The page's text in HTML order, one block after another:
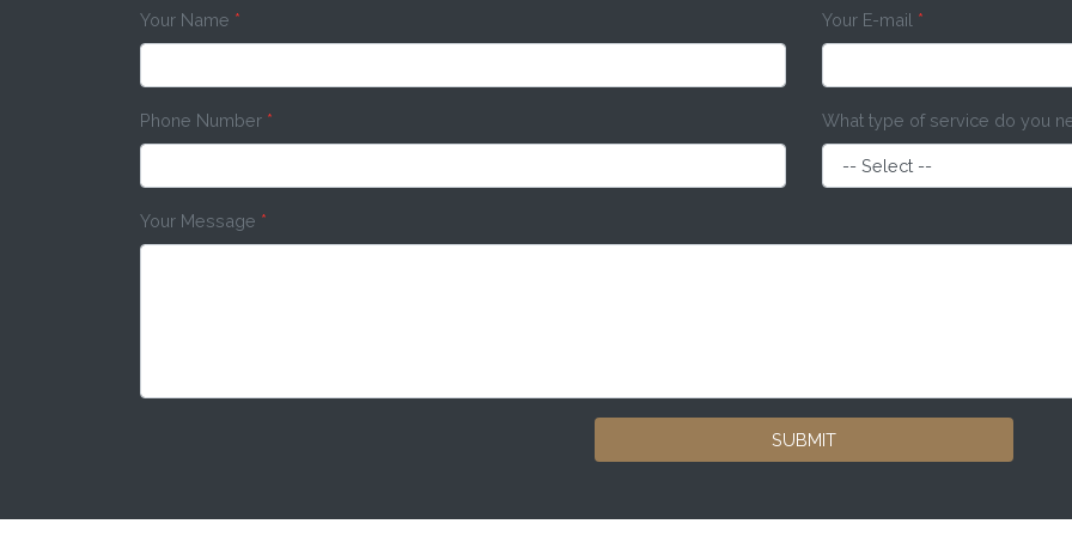
Your Name *
Phone Number *
Your E-mail *
What type of service do you
Your Message *
SUBMIT